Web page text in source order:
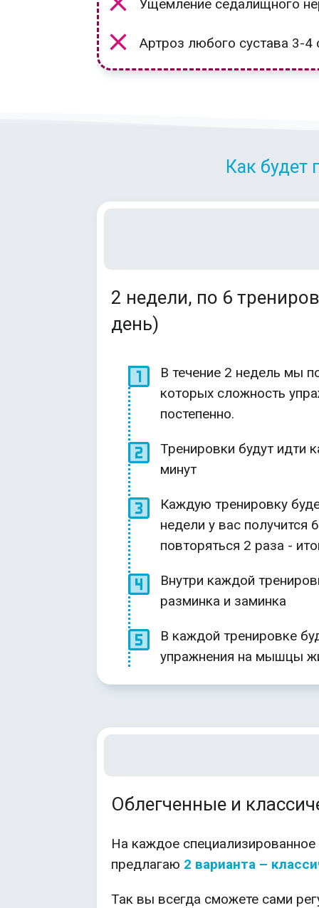
Ущемление седалищного
Артроз любого сустава 3-4
Как будет
2 недели, по 6
день)
В течение 2 недель мы
которых сложность
постепенно.
Тренировки будут идти
минут
Каждую тренировку
недели у вас получится
повторяться 2 раза -
Внутри каждой
разминка и заминка
В каждой тренировке
упражнения на мышцы
Облегченные и
На каждое
предлагаю 2 варианта –
Так вы всегда сможете сами